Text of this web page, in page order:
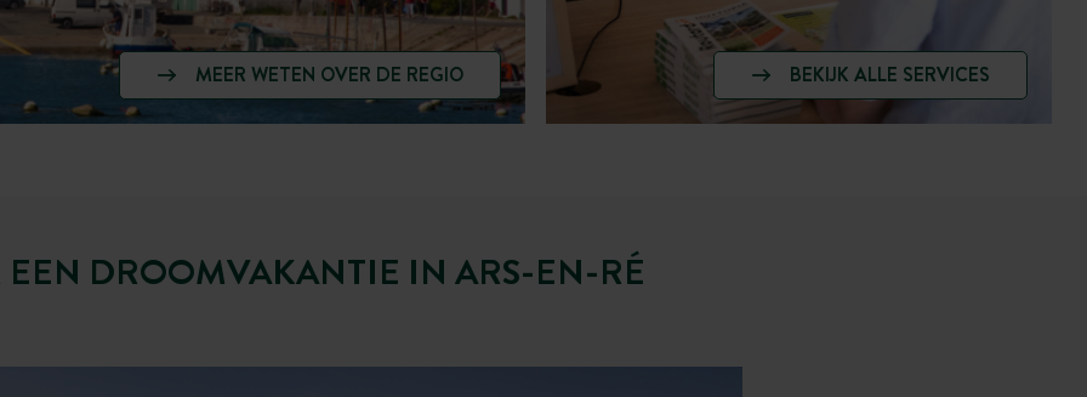
BEKIJK ALLE SERVICES
MEER WETEN OVER DE REGIO
DROOMVAKANTIE IN ARS-EN-RÉ